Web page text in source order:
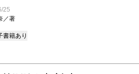
25
／著
書籍あり